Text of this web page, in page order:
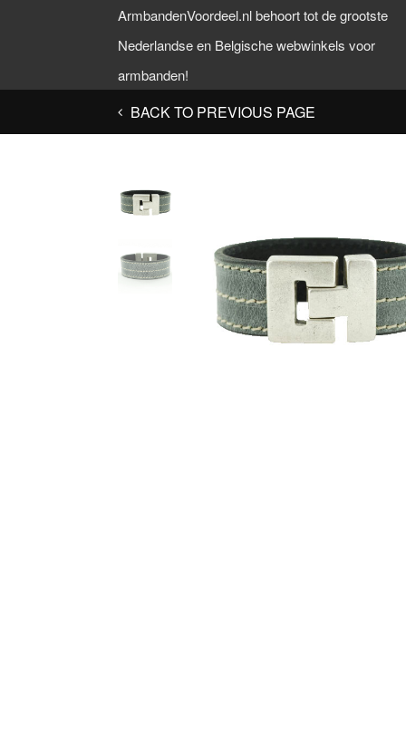
ArmbandenVoordeel.nl behoort tot de grootste
Nederlandse en Belgische webwinkels voor
armbanden!
BACK TO PREVIOUS PAGE